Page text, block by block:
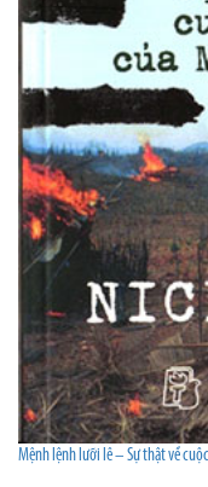
Mệnh lệnh lưỡi lê – Sự thật về